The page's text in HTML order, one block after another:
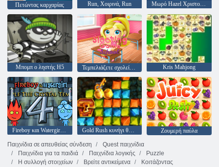
Πετώντας καρχαρίας Run, Χοιρινά, Run Μωρό Hazel Χριστούγεννα Έκπληξη
Μπομπ ο ληστής H5 Τεμπελιάζετε σχολείο παιχνίδι Kris Mahjong
Fireboy και Watergirl 4: Crystal Temple Gold Rush κυνήγι θησαυρού
Ζουμερή παύλα
Παιχνίδια σε απευθείας σύνδεση
Quest παιχνίδια
Παιχνίδια για τα παιδιά
Παιχνίδια λογικής
Puzzle
Η συλλογή στοιχείων
Βρείτε αντικείμενα
Κοιτάζοντας